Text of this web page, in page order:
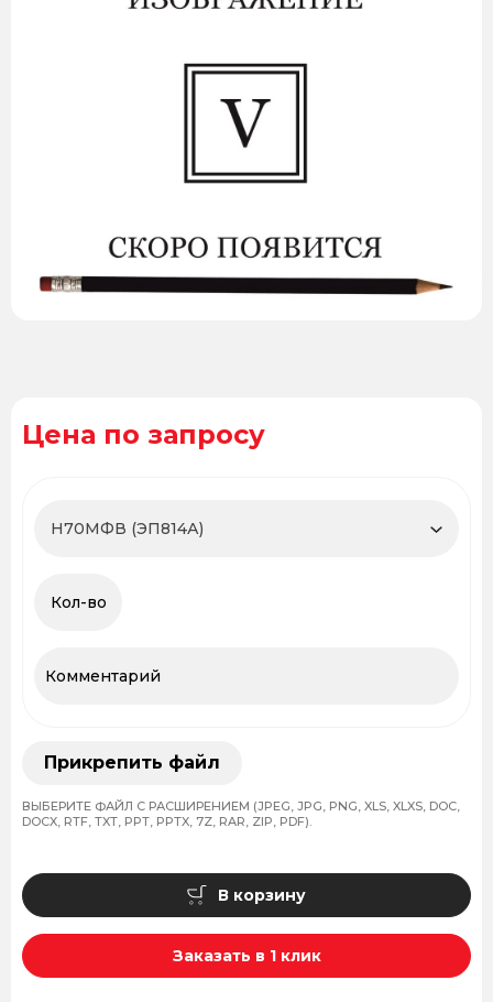
Цена по запросу
Прикрепить файл
ВЫБЕРИТЕ ФАЙЛ С РАСШИРЕНИЕМ (JPEG, JPG, PNG, XLS, XLXS, DOC,
DOCX, RTF, TXT, PPT, PPTX, 7Z, RAR, ZIP, PDF).
В корзину
Заказать в 1 клик